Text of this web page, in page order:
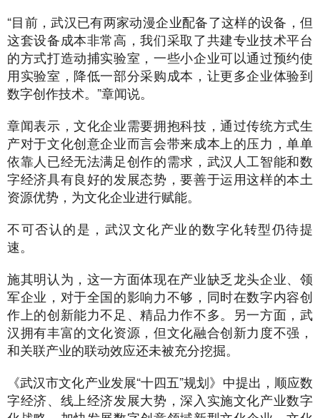
“目前，武汉已有两家动漫企业配备了这样的设备，但
这套设备成本非常高，我们采取了共建专业技术平台
的方式打造动捕实验室，一些小企业可以通过预约使
用实验室，降低一部分采购成本，让更多企业体验到
数字创作技术。”章闻说。
章闻表示，文化企业需要拥抱科技，通过传统方式生
产对于文化创意企业而言会带来成本上的压力，单单
依靠人已经无法满足创作的需求，武汉人工智能和数
字经济具有良好的发展态势，要善于运用这样的本土
资源优势，为文化企业进行赋能。
不可否认的是，武汉文化产业的数字化转型仍待提
速。
施其明认为，这一方面体现在产业缺乏龙头企业、领
军企业，对于全国的影响力不够，同时在数字内容创
作上的创新能力不足、精品力作不多。另一方面，武
汉拥有丰富的文化资源，但文化融合创新力度不强，
和关联产业的联动效应还未被充分挖掘。
《武汉市文化产业发展“十四五”规划》中提出，顺应数
字经济、线上经济发展大势，深入实施文化产业数字